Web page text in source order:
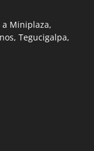
a Miniplaza,
Tegucigalpa,